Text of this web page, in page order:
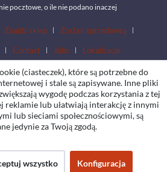
pocztowe, o ile nie podano inaczej
Znajdź sklep Zostań sprzedawcą
Contact Jobs Lokalizacje
(ciasteczek), które są potrzebne do
i stale są zapisywane. Inne pliki
wygodę podczas korzystania z tej
reklamie lub ułatwiają interakcję z innymi
lub sieciami społecznościowymi, są
jedynie za Twoją zgodą.
wszystko Konfiguracja